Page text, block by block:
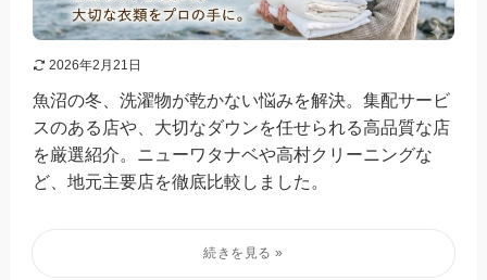
2026年2月21日
魚沼の冬、洗濯物が乾かない悩みを解決。集配サービ
スのある店や、大切なダウンを任せられる高品質な店
を厳選紹介。ニューワタナベや高村クリーニングな
ど、地元主要店を徹底比較しました。